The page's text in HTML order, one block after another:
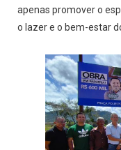
apenas promover o
o lazer e o bem-estar